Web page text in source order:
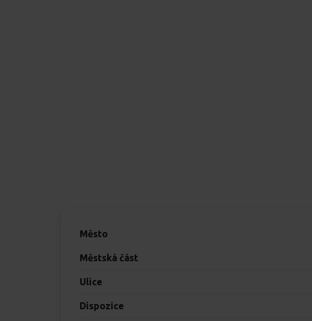
Město
Městská část
Ulice
Dispozice